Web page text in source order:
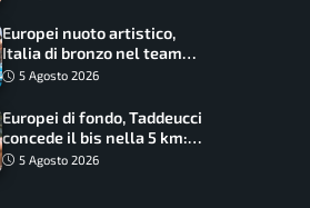
Europei nuoto artistico,
Italia di bronzo nel team
acrobatic: terzo podio
5 Agosto 2026
Europei di fondo, Taddeucci
concede il bis nella 5 km:
oro azzurro, Pozzobon
5 Agosto 2026